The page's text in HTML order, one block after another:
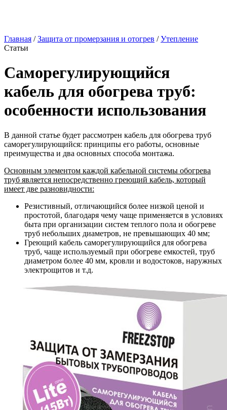
Главная /Защита от промерзания и отогрев /Утепление
Статьи
Саморегулирующийся
кабель для обогрева труб:
особенности использования
В данной статье будет рассмотрен кабель для обогрева труб
саморегулирующийся: принципы его работы, основные
преимущества и два основных способа монтажа.
Основным элементом каждой кабельной системы обогрева
труб является непосредственно греющий кабель, который
имеет две разновидности:
Резистивный, отличающийся более низкой ценой и
простотой, благодаря чему чаще применяется в условиях
быта при организации систем теплого пола и обогреве
труб небольших диаметров, не превышающих 40 мм;
Греющий кабель саморегулирующийся для обогрева
труб, чаще используемый при обогреве емкостей, труб
диаметром более 40 мм, кровли и водостоков, наружных
электрощитов и т.д.